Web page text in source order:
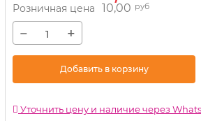
Розничная цена 10,00 руб
− +
Добавить в корзину
Уточнить цену и наличие через